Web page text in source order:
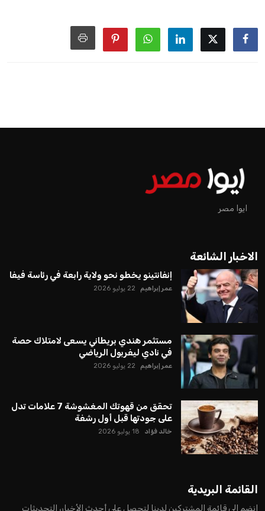
ايوا مصر
الاخبار الشائعة
إنفانتينو يخطو نحو ولاية رابعة في رئاسة فيفا
عمر إبراهيم 22 يوليو 2026
مستثمر هندي بريطاني يسعى لامتلاك حصة
في نادي ليفربول الرياضي
عمر إبراهيم 22 يوليو 2026
تحقق من قهوتك المغشوشة 7 علامات تدل
على جودتها قبل أول رشفة
خالد فؤاد 18 يوليو 2026
القائمة البريدية
انضم إلى قائمة المشتركين لدينا لتحصل على أحدث الأخبار، التحديثات